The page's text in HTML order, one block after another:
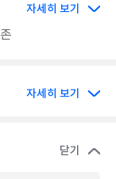
자세히 보기
자세히 보기
닫기